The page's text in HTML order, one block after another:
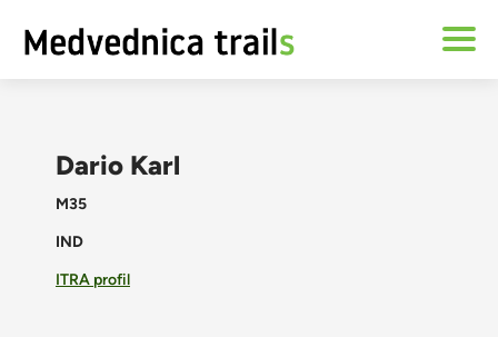
Dario Karl
M35
IND
ITRA profil